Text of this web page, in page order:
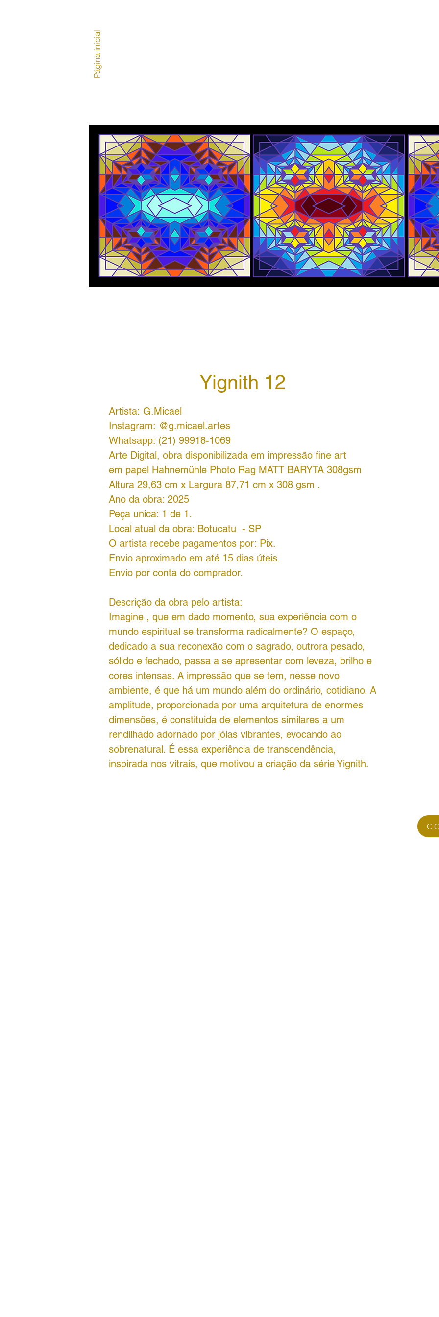
Yignith 12
Artista: G.Micael
Instagram: @g.micael.artes
Whatsapp: (21) 99918-1069
Arte Digital, obra disponibilizada em impressão fine art
em papel Hahnemühle Photo Rag MATT BARYTA 308gsm
Altura 29,63 cm x Largura 87,71 cm x 308 gsm .
Ano da obra: 2025
Peça unica: 1 de 1.
Local atual da obra: Botucatu - SP
O artista recebe pagamentos por: Pix.
Envio aproximado em até 15 dias úteis.
Envio por conta do comprador.
Descrição da obra pelo artista:
Imagine , que em dado momento, sua experiência com o
mundo espiritual se transforma radicalmente? O espaço,
dedicado a sua reconexão com o sagrado, outrora pesado,
sólido e fechado, passa a se apresentar com leveza, brilho e
cores intensas. A impressão que se tem, nesse novo
ambiente, é que há um mundo além do ordinário, cotidiano. A
amplitude, proporcionada por uma arquitetura de enormes
dimensões, é constituida de elementos similares a um
rendilhado adornado por jóias vibrantes, evocando ao
sobrenatural. É essa experiência de transcendência,
inspirada nos vitrais, que motivou a criação da série Yignith.
Página inicial